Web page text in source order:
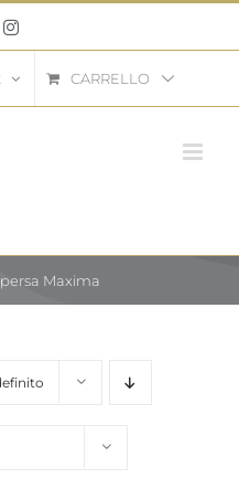
Instagram
CARRELLO
Maxima